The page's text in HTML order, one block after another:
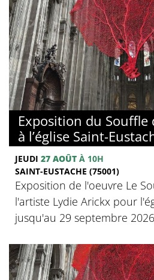
Exposition du Souffle
à l’église Saint-
JEUDI 27 AOÛT À 10H
SAINT-EUSTACHE (75001)
Exposition de l'oeuvre Le
l'artiste Lydie Arickx pour
jusqu'au 29 septembre 2026